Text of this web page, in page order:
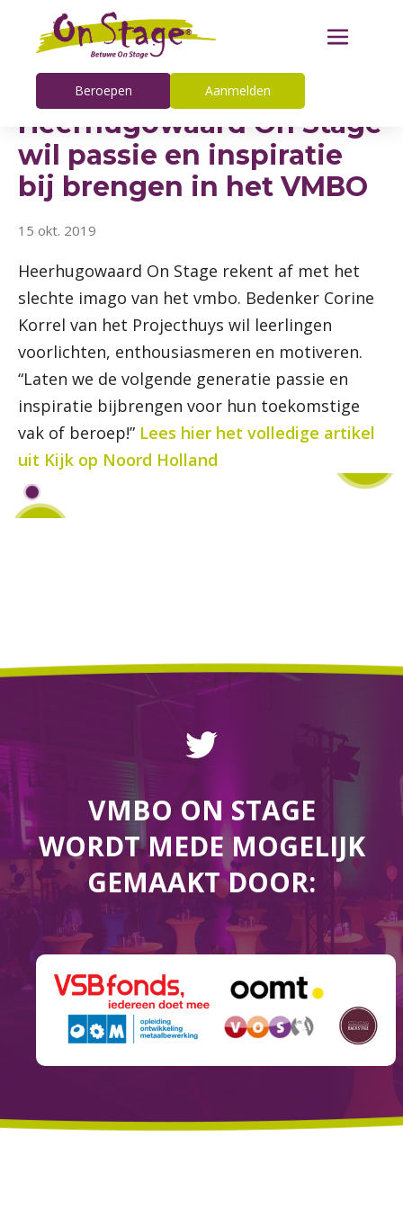
Beroepen Aanmelden
Heerhugowaard On Stage
wil passie en inspiratie
bij brengen in het VMBO
15 okt. 2019
Heerhugowaard On Stage rekent af met het
slechte imago van het vmbo. Bedenker Corine
Korrel van het Projecthuys wil leerlingen
voorlichten, enthousiasmeren en motiveren.
“Laten we de volgende generatie passie en
inspiratie bijbrengen voor hun toekomstige
vak of beroep!” Lees hier het volledige artikel
uit Kijk op Noord Holland
VMBO ON STAGE
WORDT MEDE MOGELIJK
GEMAAKT DOOR: